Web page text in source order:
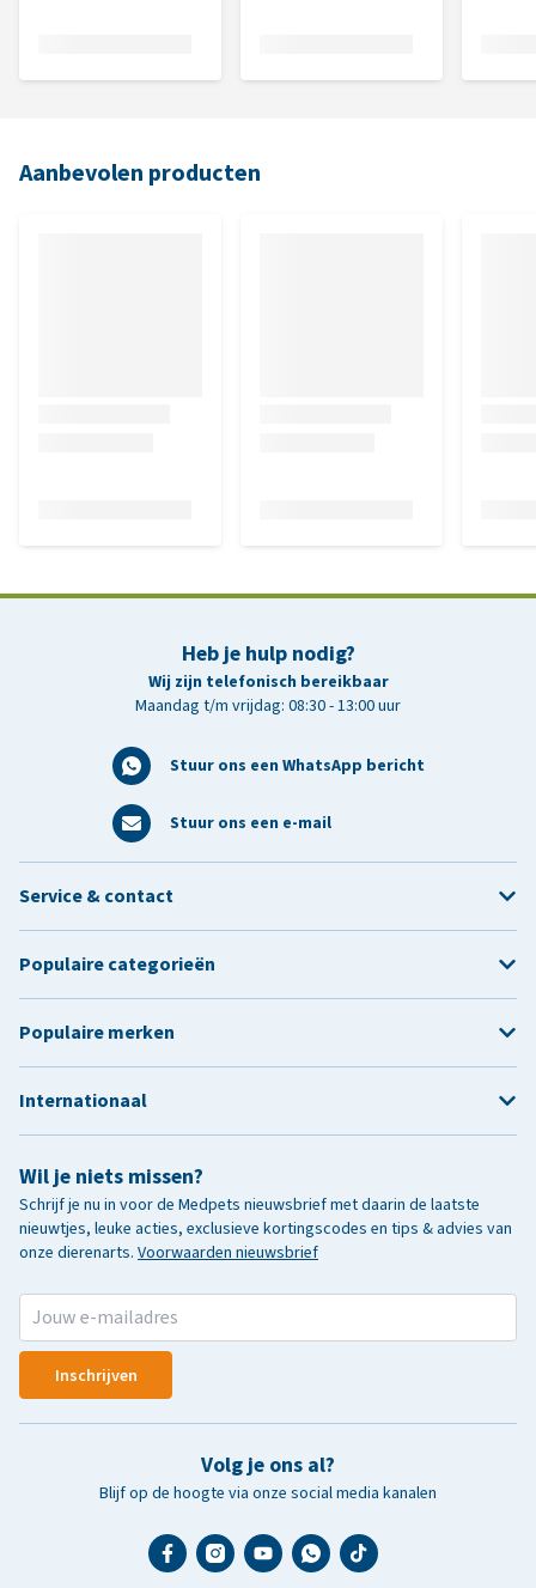
Aanbevolen producten
Heb je hulp nodig?
Wij zijn telefonisch bereikbaar
Maandag t/m vrijdag: 08:30 - 13:00 uur
Stuur ons een WhatsApp bericht
Stuur ons een e-mail
Wil je niets missen?
Schrijf je nu in voor de Medpets nieuwsbrief met daarin de laatste
nieuwtjes, leuke acties, exclusieve kortingscodes en tips & advies van
onze dierenarts. Voorwaarden nieuwsbrief
Inschrijven
Volg je ons al?
Blijf op de hoogte via onze social media kanalen
Service & contact
Populaire categorieën
Populaire merken
Internationaal